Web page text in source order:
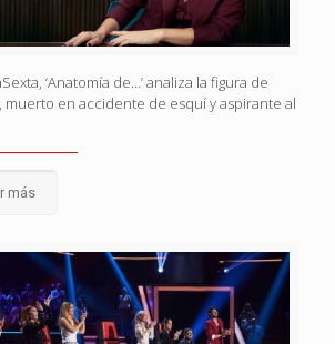
‘Anatomía de…’ analiza la figura de
en accidente de esquí y aspirante al
más